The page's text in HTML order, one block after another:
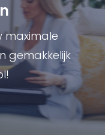
maximale
gemakkelijk